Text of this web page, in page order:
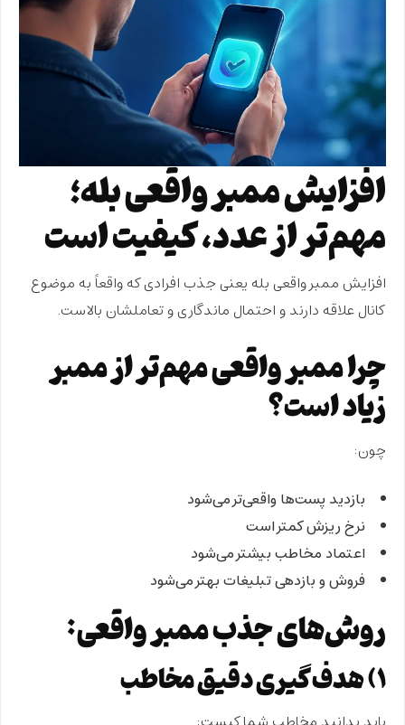
افزایش ممبر واقعی بله؛
مهم‌تر از عدد، کیفیت است
افزایش ممبر واقعی بله یعنی جذب افرادی که واقعاً به موضوع
کانال علاقه دارند و احتمال ماندگاری و تعاملشان بالاست.
چرا ممبر واقعی مهم‌تر از ممبر
زیاد است؟
چون:
بازدید پست‌ها واقعی‌تر می‌شود
نرخ ریزش کمتر است
اعتماد مخاطب بیشتر می‌شود
فروش و بازدهی تبلیغات بهتر می‌شود
روش‌های جذب ممبر واقعی:
۱) هدف‌گیری دقیق مخاطب